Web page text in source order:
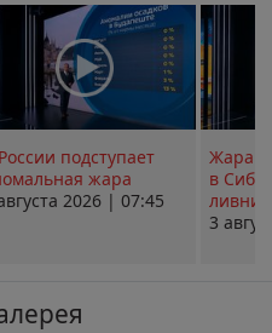
подступает
жара
2026 | 07:45
Жара в
в
ливни
3